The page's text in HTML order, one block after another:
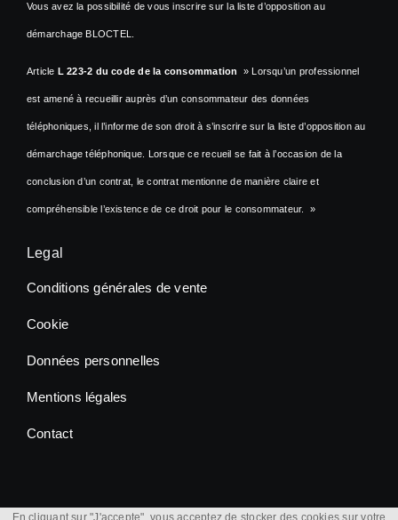
Vous avez la possibilité de vous inscrire sur la liste d’opposition au
démarchage BLOCTEL.
Article L 223-2 du code de la consommation » Lorsqu’un professionnel
est amené à recueillir auprès d’un consommateur des données
téléphoniques, il l’informe de son droit à s’inscrire sur la liste d’opposition au
démarchage téléphonique. Lorsque ce recueil se fait à l’occasion de la
conclusion d’un contrat, le contrat mentionne de manière claire et
compréhensible l’existence de ce droit pour le consommateur. »
Legal
Conditions générales de vente
Cookie
Données personnelles
Mentions légales
Contact
© 2012 - 2026 |Atletisport.com| All Rights Reserved
En cliquant sur "J'accepte", vous acceptez de stocker des cookies sur votre